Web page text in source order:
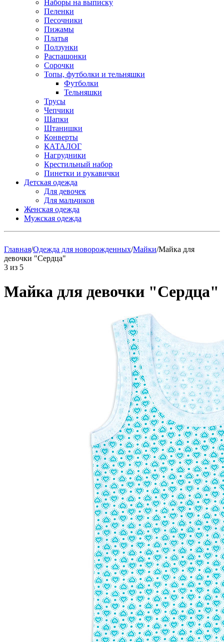
Наборы на выписку
Пеленки
Песочники
Пижамы
Платья
Ползунки
Распашонки
Сорочки
Топы, футболки и тельняшки
Футболки
Тельняшки
Трусы
Чепчики
Шапки
Штанишки
Конверты
КАТАЛОГ
Нагрудники
Крестильный набор
Пинетки и рукавички
Детская одежда
Для девочек
Для мальчиков
Женская одежда
Мужская одежда
Главная/Одежда для новорожденных/Майки/Майка для
девочки "Сердца"
3 из 5
Майка для девочки "Сердца"